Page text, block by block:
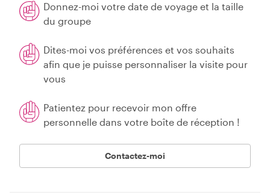
Donnez-moi votre date de voyage et la taille
du groupe
Dites-moi vos préférences et vos souhaits
afin que je puisse personnaliser la visite pour
vous
Patientez pour recevoir mon offre
personnelle dans votre boîte de réception !
Contactez-moi